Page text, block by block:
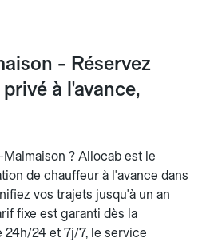
- Réservez
à l'avance,
? Allocab est le
de chauffeur à l'avance dans
vos trajets jusqu'à un an
fixe est garanti dès la
24 et 7j/7, le service